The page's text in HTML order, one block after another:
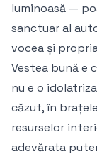
luminoasă —
sanctuar al
vocea și
Vestea bună e
nu e o
căzut, în
resurselor
adevărata